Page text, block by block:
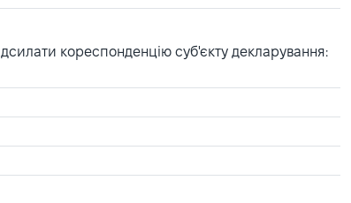
кореспонденцію суб'єкту декларування: